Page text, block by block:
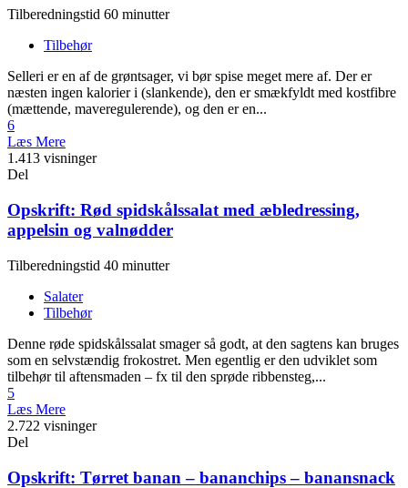
Tilberedningstid 60 minutter
Tilbehør
Selleri er en af de grøntsager, vi bør spise meget mere af. Der er
næsten ingen kalorier i (slankende), den er smækfyldt med kostfibre
(mættende, maveregulerende), og den er en...
6
Læs Mere
1.413 visninger
Del
Opskrift: Rød spidskålssalat med æbledressing,
appelsin og valnødder
Tilberedningstid 40 minutter
Salater
Tilbehør
Denne røde spidskålssalat smager så godt, at den sagtens kan bruges
som en selvstændig frokostret. Men egentlig er den udviklet som
tilbehør til aftensmaden – fx til den sprøde ribbensteg,...
5
Læs Mere
2.722 visninger
Del
Opskrift: Tørret banan – bananchips – banansnack